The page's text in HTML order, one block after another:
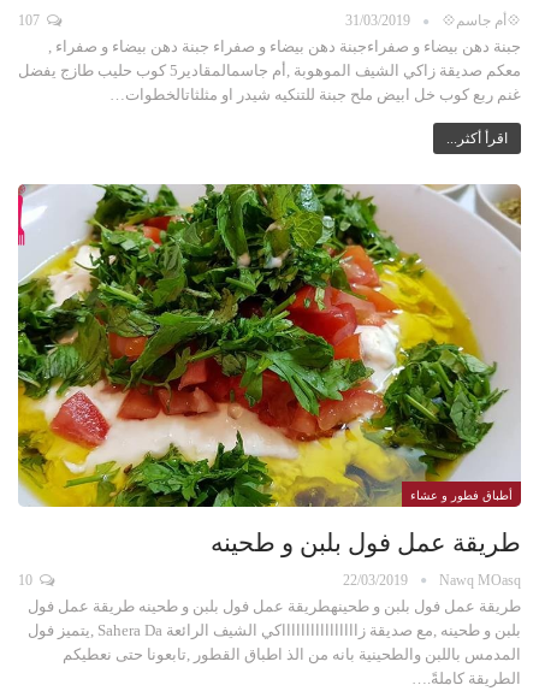
💠أم جاسم💠 31/03/2019
جبنة دهن بيضاء و صفراءجبنة دهن بيضاء و صفراء جبنة دهن بيضاء و صفراء ,
معكم صديقة زاكي الشيف الموهوبة ,أم جاسمالمقادير5 كوب حليب طازج يفضل
غنم ربع كوب خل ابيض ملح جبنة للتنكيه شيدر او مثلثاتالخطوات…
اقرأ أكثر...
أطباق فطور و عشاء
طريقة عمل فول بلبن و طحينه
Nawq MOasq
22/03/2019
طريقة عمل فول بلبن و طحينهطريقة عمل فول بلبن و طحينه طريقة عمل فول
بلبن و طحينه ,مع صديقة زااااااااااااااااكي الشيف الرائعة Sahera Da ,يتميز فول
المدمس باللبن والطحينية بانه من الذ اطباق القطور ,تابعونا حتى نعطيكم
الطريقة كاملةً.…